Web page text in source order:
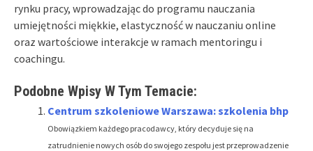
rynku pracy, wprowadzając do programu nauczania
umiejętności miękkie, elastyczność w nauczaniu online
oraz wartościowe interakcje w ramach mentoringu i
coachingu.
Podobne Wpisy W Tym Temacie:
Centrum szkoleniowe Warszawa: szkolenia bhp
Obowiązkiem każdego pracodawcy, który decyduje się na
zatrudnienie nowych osób do swojego zespołu jest przeprowadzenie